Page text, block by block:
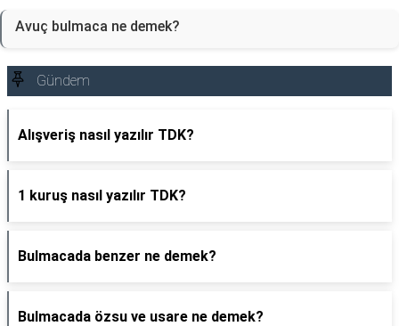
Avuç bulmaca ne demek?
Gündem
Alışveriş nasıl yazılır TDK?
1 kuruş nasıl yazılır TDK?
Bulmacada benzer ne demek?
Bulmacada özsu ve usare ne demek?